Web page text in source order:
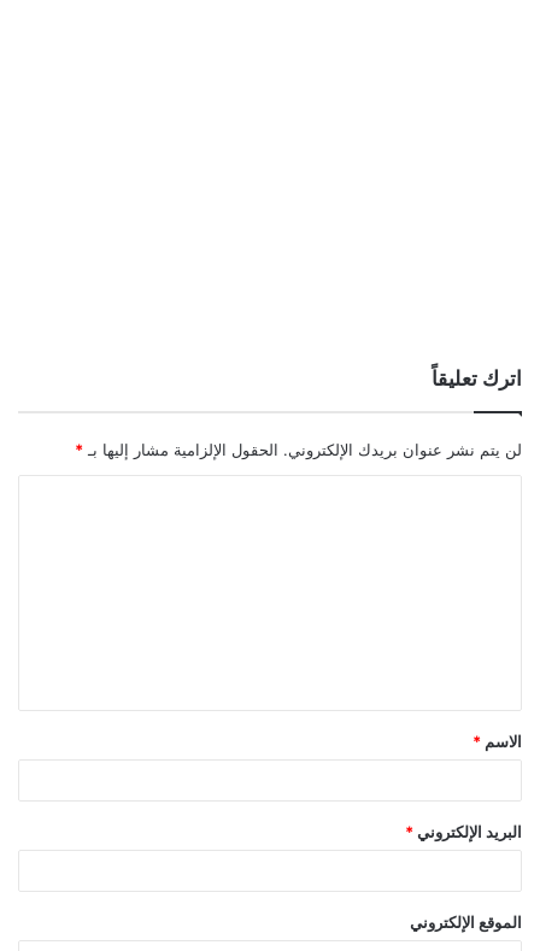
اترك تعليقاً
لن يتم نشر عنوان بريدك الإلكتروني. الحقول الإلزامية مشار إليها بـ *
ق
*
الاسم *
البريد الإلكتروني *
الموقع الإلكتروني